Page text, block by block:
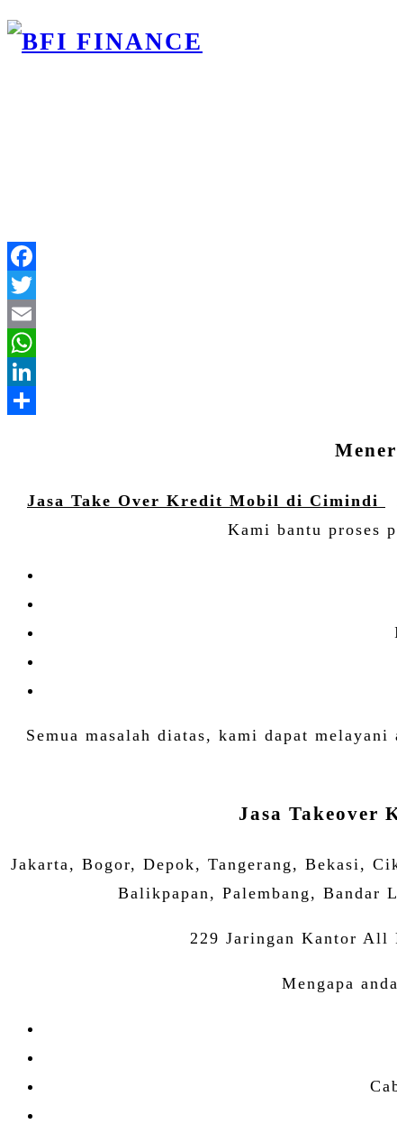
Jasa Take Over Kredit Mobil di Cimindi
Kami bantu proses
Semua masalah diatas, kami dapat melayani
Jasa Takeover
Jakarta, Bogor, Depok, Tangerang, Bekasi,
Balikpapan, Palembang, Bandar
229 Jaringan Kantor All
Mengapa